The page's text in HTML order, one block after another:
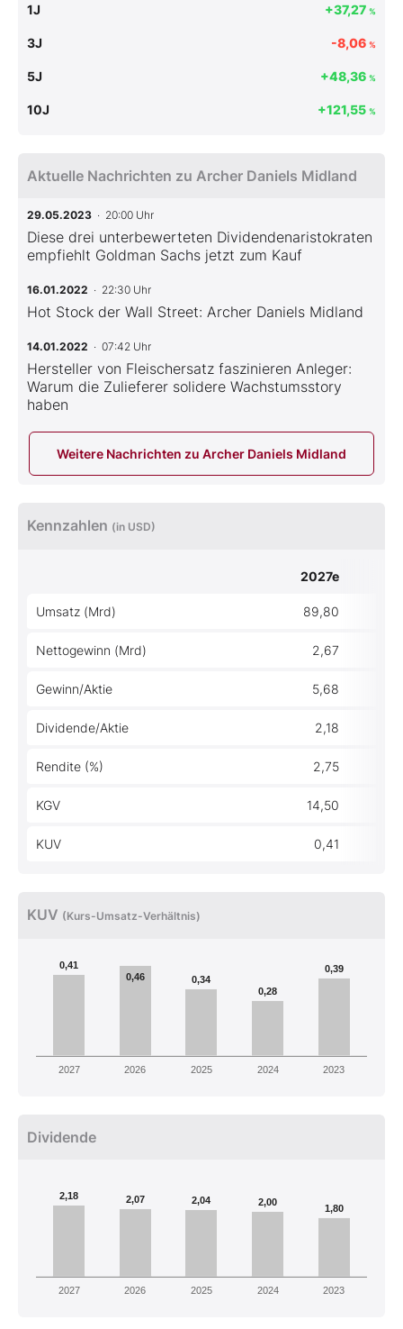
1J +37,27 %
3J -8,06 %
5J +48,36 %
10J +121,55 %
Aktuelle Nachrichten zu Archer Daniels Midland
29.05.2023 · 20:00 Uhr
Diese drei unterbewerteten Dividendenaristokraten
empfiehlt Goldman Sachs jetzt zum Kauf
16.01.2022 · 22:30 Uhr
Hot Stock der Wall Street: Archer Daniels Midland
14.01.2022 · 07:42 Uhr
Hersteller von Fleischersatz faszinieren Anleger:
Warum die Zulieferer solidere Wachstumsstory
haben
Weitere Nachrichten zu Archer Daniels Midland
Kennzahlen (in USD)
2027e
Umsatz (Mrd) 89,80
Nettogewinn (Mrd) 2,67
Gewinn/Aktie 5,68
Dividende/Aktie 2,18
Rendite (%) 2,75
KGV 14,50
KUV 0,41
KUV (Kurs-Umsatz-Verhältnis)
0,41
0,46
0,34
0,28
0,39
2027 2026 2025 2024 2023
Dividende
2,18 2,07 2,04 2,00
1,80
2027 2026 2025 2024 2023